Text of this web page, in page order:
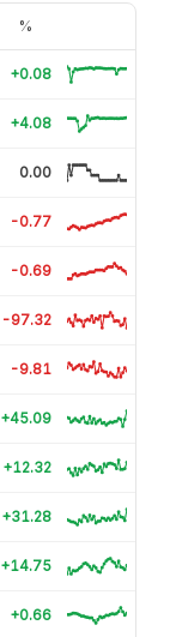
%
+0.08
+4.08
0.00
-0.77
-0.69
-97.32
-9.81
+45.09
+12.32
+31.28
+14.75
+0.66